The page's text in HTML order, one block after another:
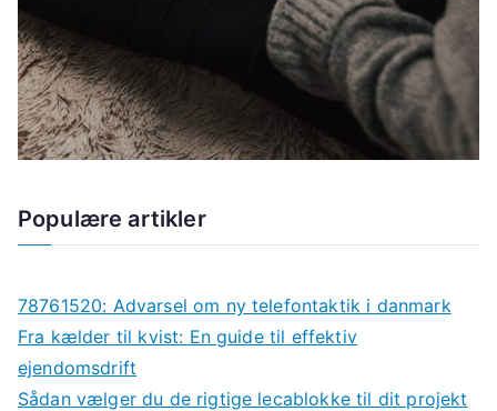
Populære artikler
78761520: Advarsel om ny telefontaktik i danmark
Fra kælder til kvist: En guide til effektiv
ejendomsdrift
Sådan vælger du de rigtige lecablokke til dit projekt